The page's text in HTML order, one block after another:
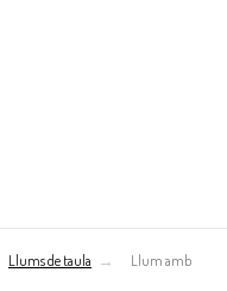
Llums de taula
Llum amb